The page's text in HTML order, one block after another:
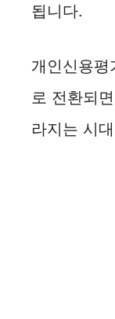
됩니다.
개인신용평
로 전환되
라지는 시